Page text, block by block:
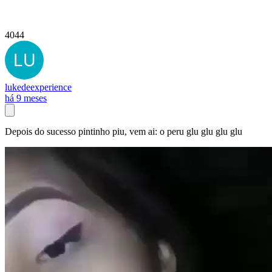
4044
lukedeexperience
há 9 meses
Depois do sucesso pintinho piu, vem ai: o peru glu glu glu glu